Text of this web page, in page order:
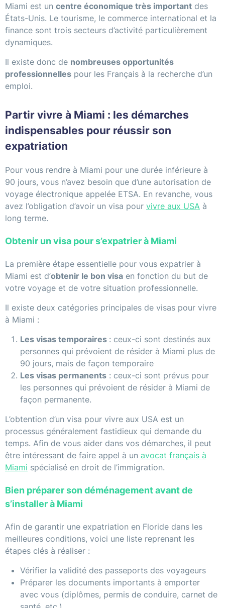
Miami est un centre économique très important des
États-Unis. Le tourisme, le commerce international et la
finance sont trois secteurs d’activité particulièrement
dynamiques.
Il existe donc de nombreuses opportunités
professionnelles pour les Français à la recherche d’un
emploi.
Partir vivre à Miami : les démarches
indispensables pour réussir son
expatriation
Pour vous rendre à Miami pour une durée inférieure à
90 jours, vous n’avez besoin que d’une autorisation de
voyage électronique appelée ETSA. En revanche, vous
avez l’obligation d’avoir un visa pour vivre aux USA à
long terme.
Obtenir un visa pour s’expatrier à Miami
La première étape essentielle pour vous expatrier à
Miami est d’obtenir le bon visa en fonction du but de
votre voyage et de votre situation professionnelle.
Il existe deux catégories principales de visas pour vivre
à Miami :
Les visas temporaires : ceux-ci sont destinés aux
personnes qui prévoient de résider à Miami plus de
90 jours, mais de façon temporaire
Les visas permanents : ceux-ci sont prévus pour
les personnes qui prévoient de résider à Miami de
façon permanente.
L’obtention d’un visa pour vivre aux USA est un
processus généralement fastidieux qui demande du
temps. Afin de vous aider dans vos démarches, il peut
être intéressant de faire appel à un avocat français à
Miami spécialisé en droit de l’immigration.
Bien préparer son déménagement avant de
s’installer à Miami
Afin de garantir une expatriation en Floride dans les
meilleures conditions, voici une liste reprenant les
étapes clés à réaliser :
Vérifier la validité des passeports des voyageurs
Préparer les documents importants à emporter
avec vous (diplômes, permis de conduire, carnet de